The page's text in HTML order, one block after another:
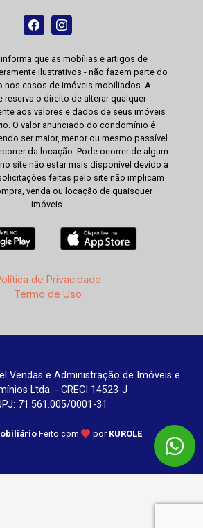
que as mobílias e artigos de
ilustrativos - não fazem parte do
nos casos de imóveis mobiliados. A
reserva o direito de alterar qualquer
aos valores e dados de seus imóveis
O valor anunciado do condomínio é
ser maior, menor ou mesmo passível
da locação. Pode ocorrer de algum
site não estar mais disponível devido à
feitas pelo site não implicam
venda ou locação de quaisquer
imóveis.
de Privacidade
Termo de Uso
Vendas e Administração de Imóveis e
Ltda. - CRECI 14523-J
71.561.005/0001-31
Feito com por KUROLE